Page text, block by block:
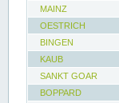
MAINZ
OESTRICH
BINGEN
KAUB
SANKT GOAR
BOPPARD